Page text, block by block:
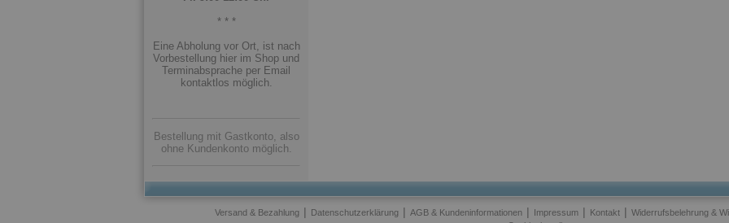
* * *
Eine Abholung vor Ort, ist nach
Vorbestellung hier im Shop und
Terminabsprache per Email
kontaktlos möglich.
Bestellung mit Gastkonto, also
ohne Kundenkonto möglich.
Versand & Bezahlung | Datenschutzerklärung | AGB & Kundeninformationen | Impressum | Kontakt | Widerrufsbelehrung &